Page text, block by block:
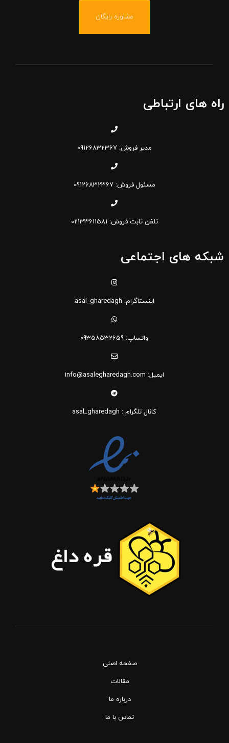
مشاوره رایگان
راه های ارتباطی
مدیر فروش: 09126832367
مسئول فروش: 09126832367
تلفن ثابت فروش: 02133611581
شبکه های اجتماعی
اینستاگرام: asal_gharedagh
واتساپ: 09358532659
ایمیل: info@asalegharedagh.com
کانال تلگرام : asal_gharedagh
صفحه اصلی
مقالات
درباره ما
تماس با ما